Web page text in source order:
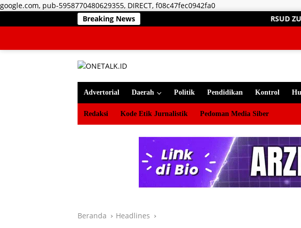
google.com, pub-5958770480629355, DIRECT, f08c47fec0942fa0Langsung
konten
Breaking News RSUD ZUS Tetap
Advertorial Daerah Politik Pendidikan Kontrol
Redaksi Kode Etik Jurnalistik Pedoman Media Siber
Beranda Headlines